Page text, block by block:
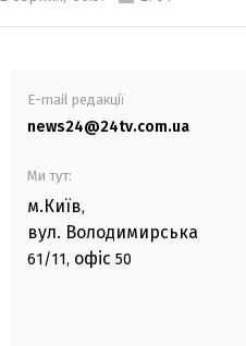
E-mail редакції
news24@24tv.com.ua
Ми тут:
м.Київ,
вул. Володимирська
61/11, офіс 50